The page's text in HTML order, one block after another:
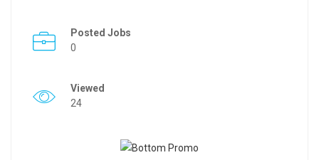
Posted Jobs
0
Viewed
24